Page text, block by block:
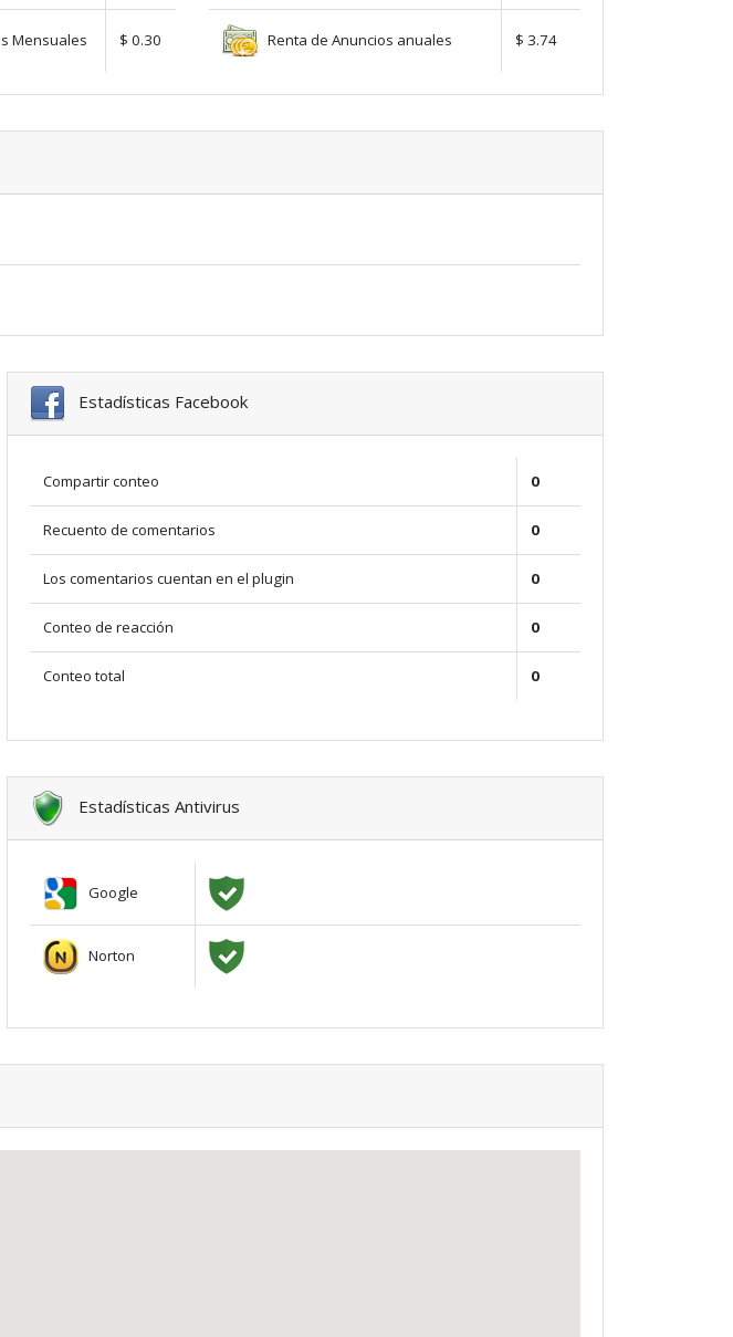
Mensuales $ 0.30 Renta de Anuncios anuales $ 3.74
Estadísticas Facebook
Compartir conteo 0
Recuento de comentarios 0
Los comentarios cuentan en el plugin 0
Conteo de reacción 0
Conteo total 0
Estadísticas Antivirus
Google
Norton